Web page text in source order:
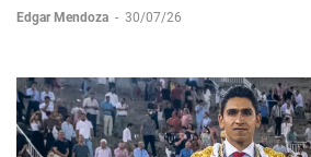
Edgar Mendoza - 30/07/26